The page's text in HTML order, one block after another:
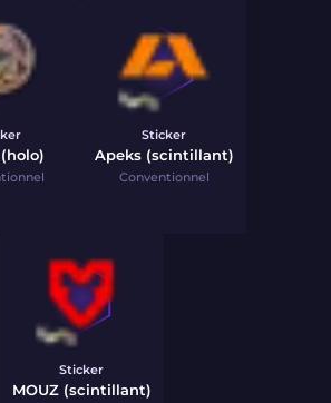
Sticker
Apeks (scintillant)
Conventionnel
Sticker
MOUZ (scintillant)